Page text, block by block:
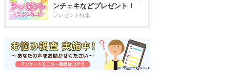
ンチェキなどプレゼント！
プレゼント特集